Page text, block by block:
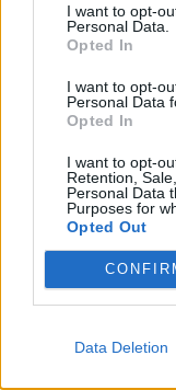
I want to opt-
Personal Data.
Opted In
I want to opt-
Personal Data
Opted In
I want to opt-
Retention,
Personal Data
Purposes for
Opted Out
Data Deletion